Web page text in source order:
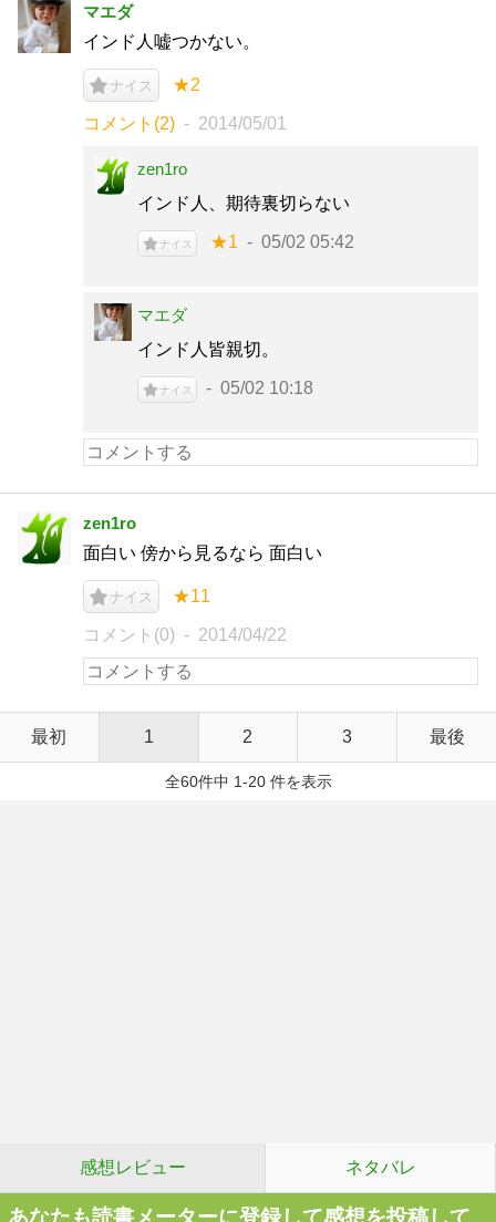
マエダ
インド人嘘つかない。
ナイス ★2
コメント(2) 2014/05/01
zen1ro
インド人、期待裏切らない
ナイス ★1 05/02 05:42
マエダ
インド人皆親切。
ナイス 05/02 10:18
zen1ro
面白い 傍から見るなら 面白い
ナイス ★11
コメント(0) 2014/04/22
最初 1 2 3 最後
全60件中 1-20 件を表示
感想レビュー ネタバレ
あなたも読書メーターに登録して感想を投稿して